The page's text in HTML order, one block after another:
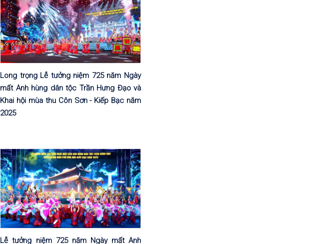
Long trọng Lễ tưởng niệm 725 năm Ngày
mất Anh hùng dân tộc Trần Hưng Đạo và
Khai hội mùa thu Côn Sơn - Kiếp Bạc năm
2025
Lễ tưởng niệm 725 năm Ngày mất Anh